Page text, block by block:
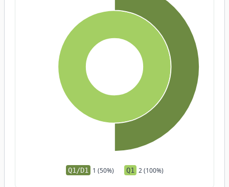
Q1/D1 1 (50%) Q1 2 (100%)